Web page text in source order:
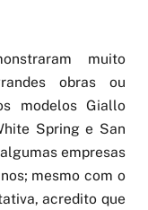
muito
obras ou
modelos Giallo
Spring e San
empresas
mesmo com o
acredito que